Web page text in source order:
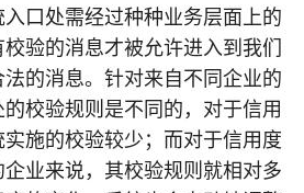
口处需经过种种业务层面上的
验的消息才被允许进入到我们
的消息。针对来自不同企业的
校验规则是不同的，对于信用
施的校验较少；而对于信用度
业来说，其校验规则就相对多